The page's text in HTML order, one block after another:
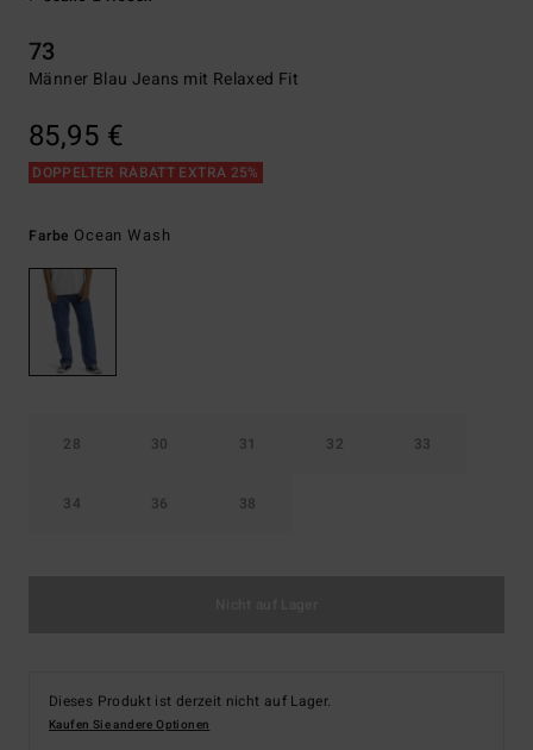
73
Männer Blau Jeans mit Relaxed Fit
85,95 €
DOPPELTER RABATT EXTRA 25%
Farbe Ocean Wash
28 30 31 32 33
34 36 38
Dieses Produkt ist derzeit nicht auf Lager.
Kaufen Sie andere Optionen